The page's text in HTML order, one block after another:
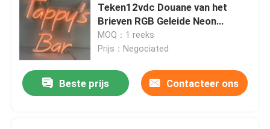
Teken12vdc Douane van het
Brieven RGB Geleide Neon
Lichten van de het Neonbar
MOQ：1 reeks
Prijs：Negociated
Beste prijs Contacteer ons